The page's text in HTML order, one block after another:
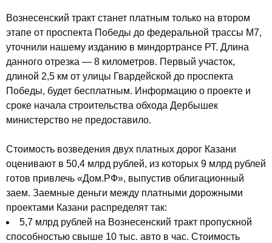
Вознесенский тракт станет платным только на втором
этапе от проспекта Победы до федеральной трассы М7,
уточнили нашему изданию в миндортрансе РТ. Длина
данного отрезка — 8 километров. Первый участок,
длиной 2,5 км от улицы Гвардейской до проспекта
Победы, будет бесплатным. Информацию о проекте и
сроке начала строительства обхода Дербышек
министерство не предоставило.
Стоимость возведения двух платных дорог Казани
оценивают в 50,4 млрд рублей, из которых 9 млрд рублей
готов привлечь «Дом.РФ», выпустив облигационный
заем. Заемные деньги между платными дорожными
проектами Казани распределят так:
5,7 млрд рублей на Вознесенский тракт пропускной
способностью свыше 10 тыс. авто в час. Стоимость